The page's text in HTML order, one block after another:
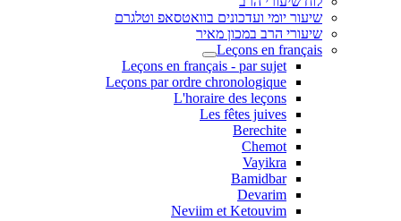
שיעור יומי ועדכונים בוואטסאפ וטלגרם
שיעורי הרב במכון מאיר
Leçons en français
Leçons en français - par sujet
Leçons par ordre chronologique
L'horaire des leçons
Les fêtes juives
Berechite
Chemot
Vayikra
Bamidbar
Devarim
Neviim et Ketouvim